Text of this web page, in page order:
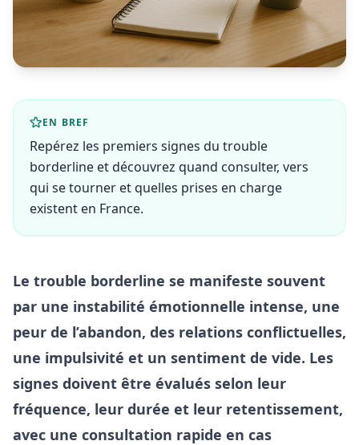
EN BREF
Repérez les premiers signes du trouble
borderline et découvrez quand consulter, vers
qui se tourner et quelles prises en charge
existent en France.
Le trouble borderline se manifeste souvent
par une instabilité émotionnelle intense, une
peur de l’abandon, des relations conflictuelles,
une impulsivité et un sentiment de vide. Les
signes doivent être évalués selon leur
fréquence, leur durée et leur retentissement,
avec une consultation rapide en cas